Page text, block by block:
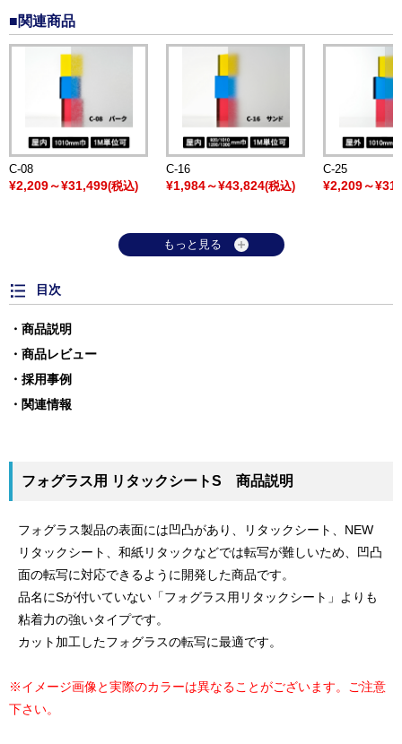
■関連商品
C-08
¥2,209～¥31,499(税込)
C-16
¥1,984～¥43,824(税込)
C-25
¥2,209～
もっと見る
目次
商品説明
商品レビュー
採用事例
関連情報
フォグラス用 リタックシートS 商品説明
フォグラス製品の表面には凹凸があり、リタックシート、NEW
リタックシート、和紙リタックなどでは転写が難しいため、凹凸
面の転写に対応できるように開発した商品です。
品名にSが付いていない「フォグラス用リタックシート」よりも
粘着力の強いタイプです。
カット加工したフォグラスの転写に最適です。
※イメージ画像と実際のカラーは異なることがございます。ご注意
下さい。